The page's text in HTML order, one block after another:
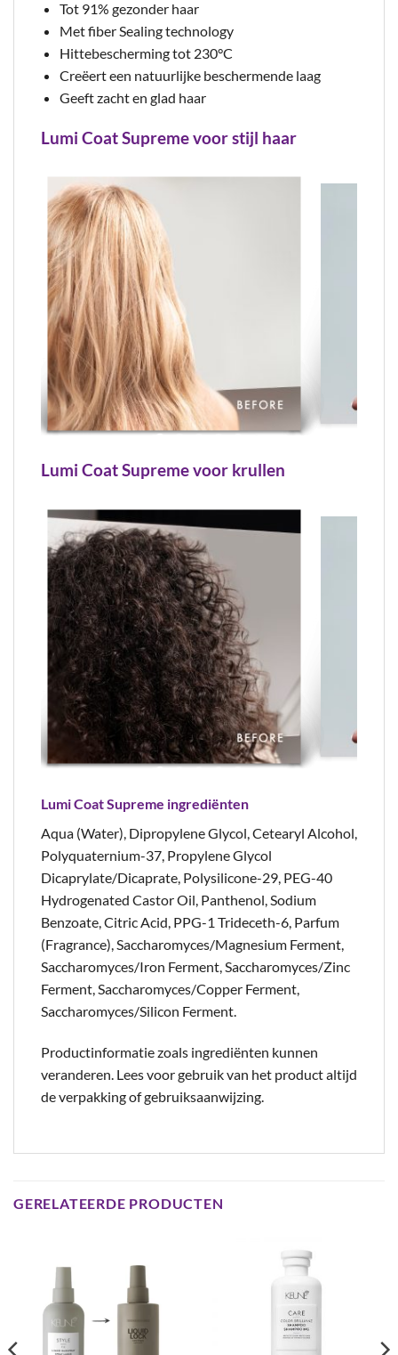
Tot 91% gezonder haar
Met fiber Sealing technology
Hittebescherming tot 230°C
Creëert een natuurlijke beschermende laag
Geeft zacht en glad haar
Lumi Coat Supreme voor stijl haar
Lumi Coat Supreme voor krullen
Lumi Coat Supreme ingrediënten
Aqua (Water), Dipropylene Glycol, Cetearyl Alcohol,
Polyquaternium-37, Propylene Glycol
Dicaprylate/Dicaprate, Polysilicone-29, PEG-40
Hydrogenated Castor Oil, Panthenol, Sodium
Benzoate, Citric Acid, PPG-1 Trideceth-6, Parfum
(Fragrance), Saccharomyces/Magnesium Ferment,
Saccharomyces/Iron Ferment, Saccharomyces/Zinc
Ferment, Saccharomyces/Copper Ferment,
Saccharomyces/Silicon Ferment.
Productinformatie zoals ingrediënten kunnen
veranderen. Lees voor gebruik van het product altijd
de verpakking of gebruiksaanwijzing.
GERELATEERDE PRODUCTEN